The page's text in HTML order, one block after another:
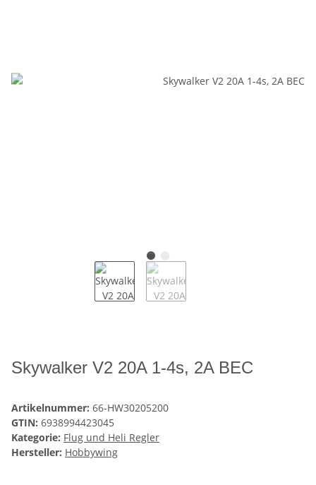
Skywalker V2 20A 1-4s, 2A BEC
Artikelnummer: 66-HW30205200
GTIN: 6938994423045
Kategorie: Flug und Heli Regler
Hersteller: Hobbywing